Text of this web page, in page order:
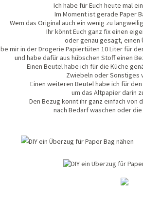
Ich habe für Euch heute mal
Im Moment ist gerade Paper
Wem das Original auch ein wenig zu
Ihr könnt Euch ganz fix einen
oder genau gesagt, einen
mir in der Drogerie Papiertüten 10 Liter für
und habe dafür aus hübschen Stoff einen
Einen Beutel habe ich für die Küche
Zwiebeln oder Sonstiges
Einen weiteren Beutel habe ich für
um das Altpapier darin
Den Bezug könnt ihr ganz einfach von
nach Bedarf waschen oder